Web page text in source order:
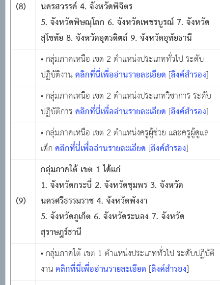
(8)
นครสวรรค์ 4. จังหวัดพิจิตร
5. จังหวัดพิษณุโลก 6. จังหวัดเพชรบูรณ์ 7. จังหวัด
สุโขทัย 8. จังหวัดอุตรดิตถ์ 9. จังหวัดอุทัยธานี
• กลุ่มภาคเหนือ เขต 2 ตำแหน่งประเภททั่วไป ระดับ
ปฏิบัติงานคลิกที่นี่เพื่ออ่านรายละเอียด [ลิงค์สำรอง]
• กลุ่มภาคเหนือ เขต 2 ตำแหน่งประเภทวิชาการ ระดับ
ปฏิบัติการคลิกที่นี่เพื่ออ่านรายละเอียด [ลิงค์สำรอง]
• กลุ่มภาคเหนือ เขต 2 ตำแหน่งครูผู้ช่วย และครูผู้ดูแล
เด็กคลิกที่นี่เพื่ออ่านรายละเอียด [ลิงค์สำรอง]
(9)
กลุ่มภาคใต้ เขต 1 ได้แก่
1. จังหวัดกระบี่ 2. จังหวัดชุมพร 3. จังหวัด
นครศรีธรรมราช 4. จังหวัดพังงา
5. จังหวัดภูเก็ต 6. จังหวัดระนอง 7. จังหวัด
สุราษฎร์ธานี
• กลุ่มภาคใต้ เขต 1 ตำแหน่งประเภททั่วไป ระดับปฏิบัติ
งานคลิกที่นี่เพื่ออ่านรายละเอียด [ลิงค์สำรอง]